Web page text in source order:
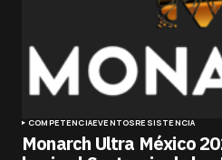
COMPETENCIAEVENTOSRESISTENCIA
Monarch Ultra México